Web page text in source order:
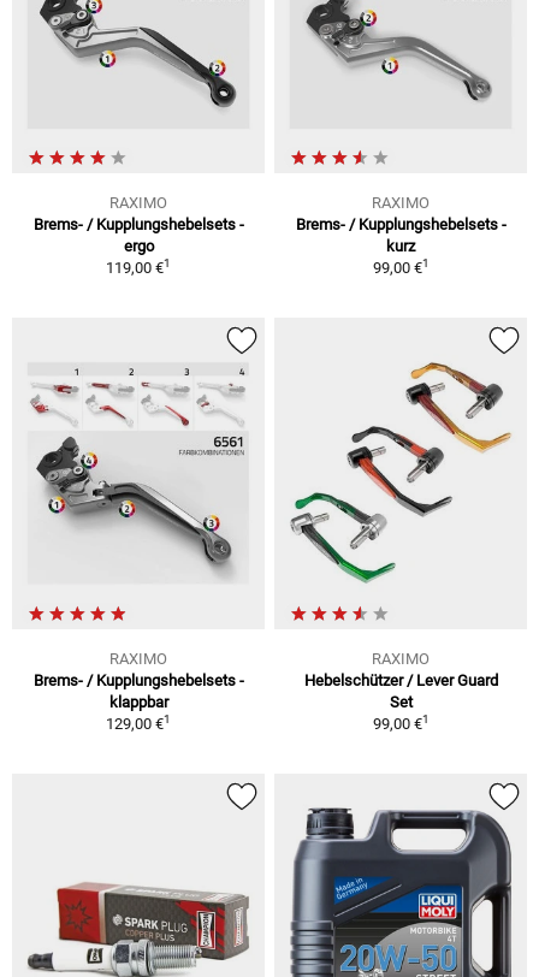
RAXIMO
Brems- / Kupplungshebelsets -
ergo
119,00 €1
RAXIMO
Brems- / Kupplungshebelsets -
kurz
99,00 €1
RAXIMO
Brems- / Kupplungshebelsets -
klappbar
129,00 €1
RAXIMO
Hebelschützer / Lever Guard
Set
99,00 €1